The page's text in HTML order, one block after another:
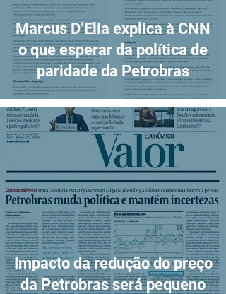
Marcus D’Elia explica à CNN
o que esperar da política de
paridade da Petrobras
Impacto da redução do preço
da Petrobras será pequeno